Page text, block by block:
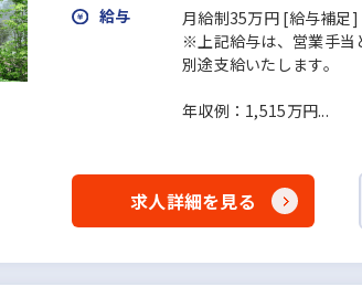
給与
月給制35万円 [給与補
※上記給与は、営業手当
別途支給いたします。
年収例：1,515万円...
求人詳細を見る